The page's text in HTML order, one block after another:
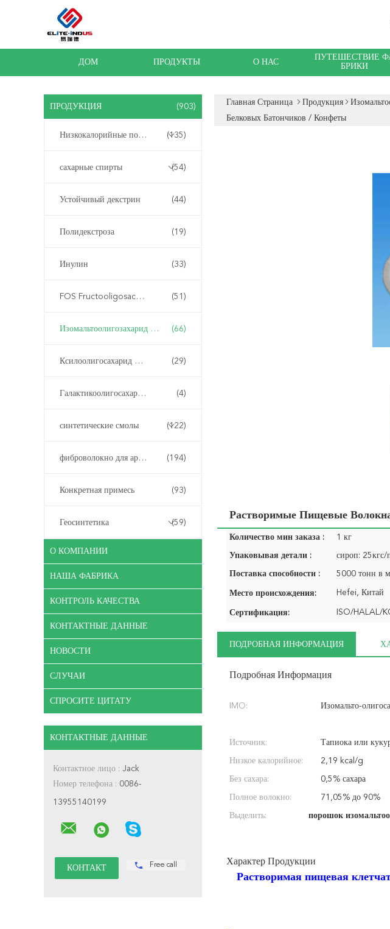
ДОМ ПРОДУКТЫ О НАС
ПУТЕШЕСТВИЕ
БРИКИ
ПРОДУКЦИЯ (903)
Низкокалорийные подсластители (135)
сахарные спирты (54)
Устойчивый декстрин (44)
Полидекстроза (19)
Инулин (33)
FOS Fructooligosaccharide (51)
Изомальтоолигозахарид ИМО (66)
Ксилоолигосахарид XOS (29)
Галактикоолигосахарид ГОС (4)
синтетические смолы (122)
фиброволокно для армирования бетона (194)
Конкретная примесь (93)
Геосинтетика (59)
О КОМПАНИИ
НАША ФАБРИКА
КОНТРОЛЬ КАЧЕСТВА
КОНТАКТНЫЕ ДАННЫЕ
НОВОСТИ
СЛУЧАИ
СПРОСИТЕ ЦИТАТУ
КОНТАКТНЫЕ ДАННЫЕ
Контактное лицо : Jack
Номер телефона : 0086-
13955140199
Free call
Главная Страница Продукция
Белковых Батончиков / Конфеты
Растворимые Пищевые
Количество мин заказа : 1 кг
Упаковывая детали :
Поставка способности : 5000 тонн в
Место происхождения: Hefei, Китай
Сертификация: ISO/HALAL/
ПОДРОБНАЯ ИНФОРМАЦИЯ
Подробная Информация
IMO: Изомальто-
Источник: Тапиока или
Низкое калорийное: 2,19 kcal/g
Без сахара: 0,5% сахара
Полное волокно: 71,05% до 90%
Выделить: порошок
Характер Продукции
Растворимая пищевая